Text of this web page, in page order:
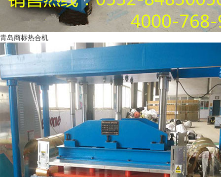
青岛商标热合机